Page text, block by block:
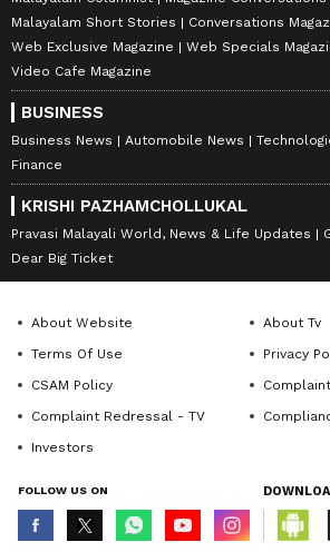
Malayalam Short Stories
Conversations
Web Exclusive Magazine
Web Specials
Video Cafe Magazine
BUSINESS
Business News Automobile News
Finance
KRISHI PAZHAMCHOLLUKAL
Pravasi Malayali World, News & Life Updates
Dear Big Ticket
About Website
About Tv
Terms Of Use
Privacy
CSAM Policy
Complaint Redressal - TV
Investors
FOLLOW US ON